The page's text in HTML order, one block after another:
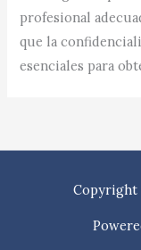
profesional
que la
esenciales para
Copyright